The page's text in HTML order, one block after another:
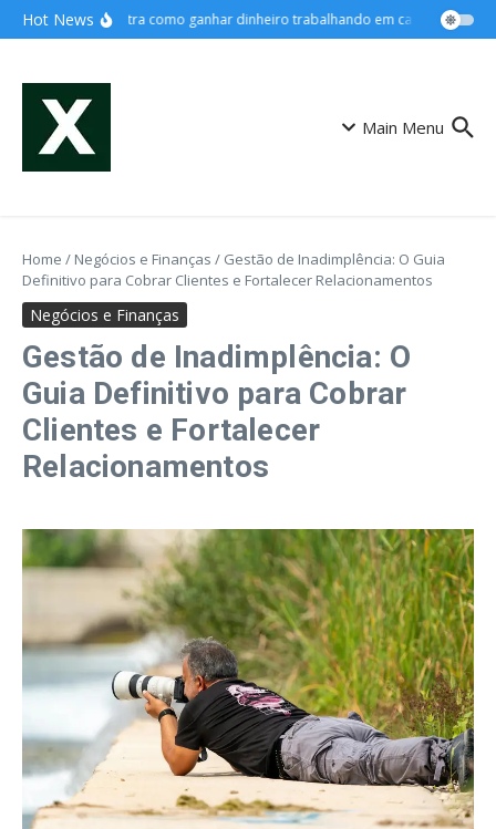
Ir para o conteúdo
Hot NewsRenda extra como ganhar dinheiro trabalhando em casa Cartão
Main Menu
Home / Negócios e Finanças / Gestão de Inadimplência: O Guia
Definitivo para Cobrar Clientes e Fortalecer Relacionamentos
Negócios e Finanças
Gestão de Inadimplência: O
Guia Definitivo para Cobrar
Clientes e Fortalecer
Relacionamentos